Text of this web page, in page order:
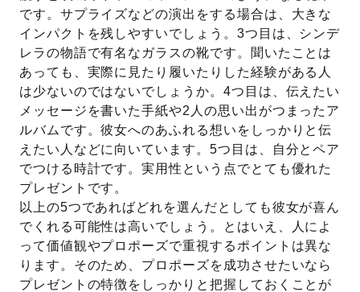
です。サプライズなどの演出をする場合は、大きな
インパクトを残しやすいでしょう。3つ目は、シンデ
レラの物語で有名なガラスの靴です。聞いたことは
あっても、実際に見たり履いたりした経験がある人
は少ないのではないでしょうか。4つ目は、伝えたい
メッセージを書いた手紙や2人の思い出がつまったア
ルバムです。彼女へのあふれる想いをしっかりと伝
えたい人などに向いています。5つ目は、自分とペア
でつける時計です。実用性という点でとても優れた
プレゼントです。
以上の5つであればどれを選んだとしても彼女が喜ん
でくれる可能性は高いでしょう。とはいえ、人によ
って価値観やプロポーズで重視するポイントは異な
ります。そのため、プロポーズを成功させたいなら
プレゼントの特徴をしっかりと把握しておくことが